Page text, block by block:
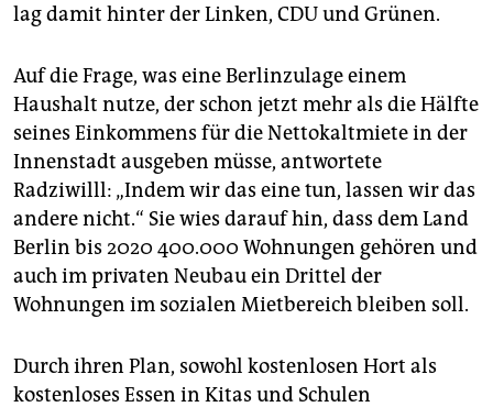
lag damit hinter der Linken, CDU und Grünen.
Auf die Frage, was eine Berlinzulage einem
Haushalt nutze, der schon jetzt mehr als die Hälfte
seines Einkommens für die Nettokaltmiete in der
Innenstadt ausgeben müsse, antwortete
Radziwilll: „Indem wir das eine tun, lassen wir das
andere nicht.“ Sie wies darauf hin, dass dem Land
Berlin bis 2020 400.000 Wohnungen gehören und
auch im privaten Neubau ein Drittel der
Wohnungen im sozialen Mietbereich bleiben soll.
Durch ihren Plan, sowohl kostenlosen Hort als
kostenloses Essen in Kitas und Schulen